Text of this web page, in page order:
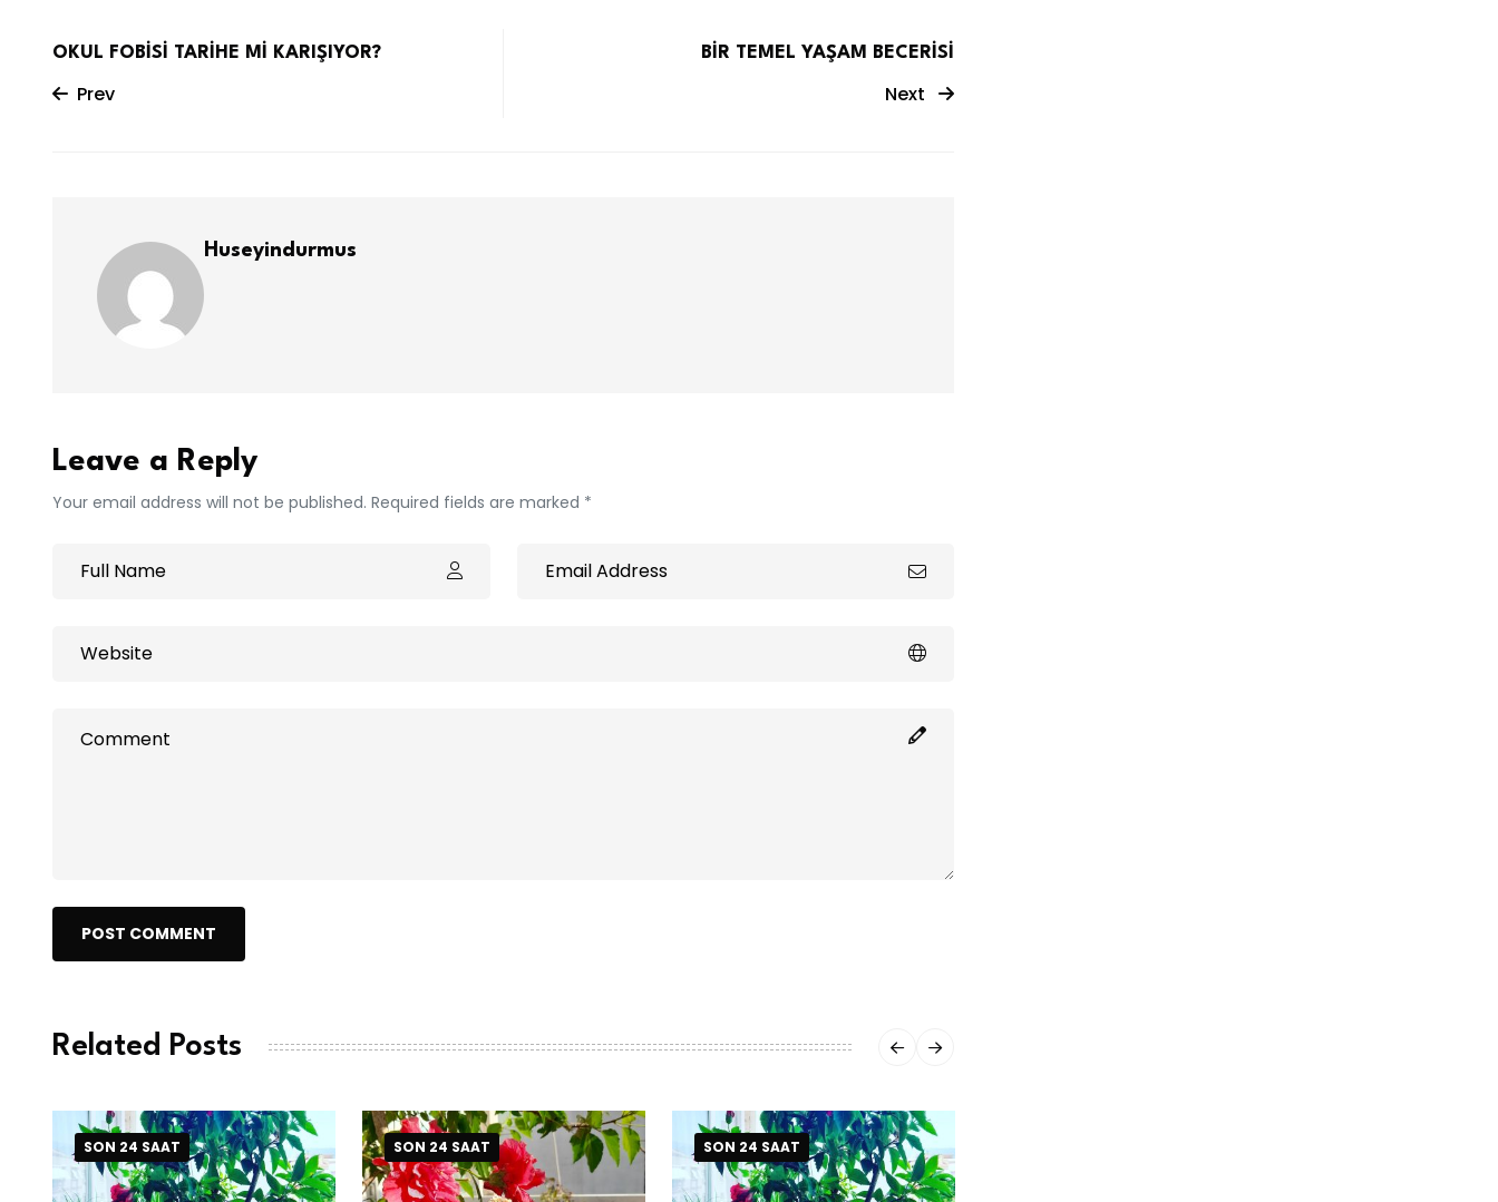
OKUL FOBİSİ TARİHE Mİ KARIŞIYOR?
Prev
BİR TEMEL YAŞAM BECERİSİ
Next
Huseyindurmus
Leave a Reply
Your email address will not be published. Required fields are marked *
POST COMMENT
Related Posts
SON 24 SAAT SON 24 SAAT SON 24 SAAT